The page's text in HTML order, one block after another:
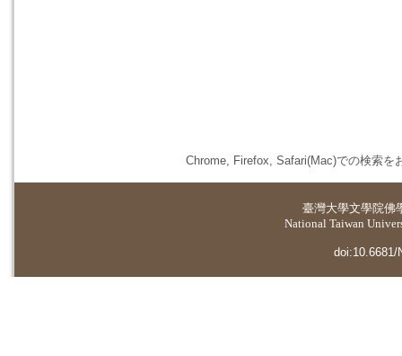
Chrome, Firefox, Safari(Mac)での検索を
臺灣大學文學院佛
National Taiwan
doi:10.6681/